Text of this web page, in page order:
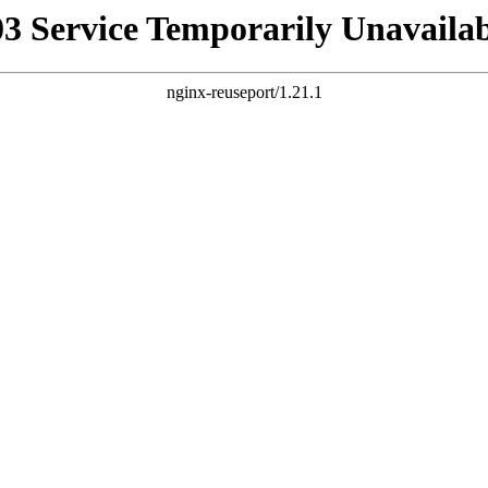
Service Temporarily
nginx-reuseport/1.21.1